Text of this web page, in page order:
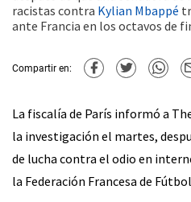
racistas contra Kylian Mbappé
ante Francia en los octavos de
Compartir en:
La fiscalía de París informó a
la investigación el martes,
de lucha contra el odio en
la Federación Francesa de